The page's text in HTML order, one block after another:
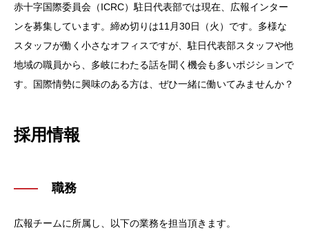
赤十字国際委員会（ICRC）駐日代表部では現在、広報インター
ンを募集しています。締め切りは11月30日（火）です。多様な
スタッフが働く小さなオフィスですが、駐日代表部スタッフや他
地域の職員から、多岐にわたる話を聞く機会も多いポジションで
す。国際情勢に興味のある方は、ぜひ一緒に働いてみませんか？
採用情報
職務
広報チームに所属し、以下の業務を担当頂きます。